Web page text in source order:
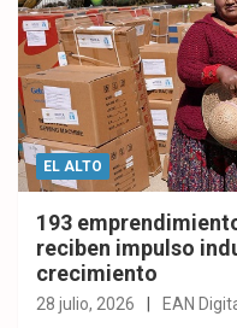
EL ALTO
193
reciben impulso
crecimiento
28 julio, 2026 EAN